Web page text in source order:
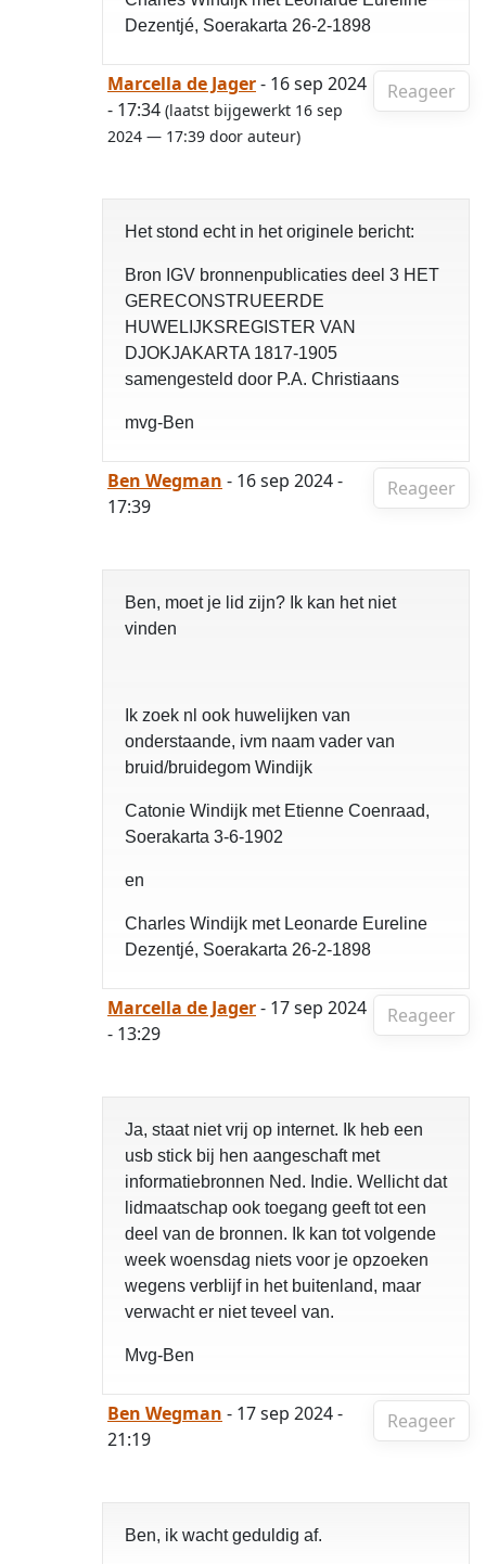
Dezentjé, Soerakarta 26-2-1898
Reageer
Marcella de Jager- 16 sep 2024
- 17:34 (laatst bijgewerkt 16 sep
2024 — 17:39 door auteur)
Het stond echt in het originele bericht:
Bron IGV bronnenpublicaties deel 3 HET
GERECONSTRUEERDE
HUWELIJKSREGISTER VAN
DJOKJAKARTA 1817-1905
samengesteld door P.A. Christiaans
mvg-Ben
Reageer
Ben Wegman - 16 sep 2024 -
17:39
Ben, moet je lid zijn? Ik kan het niet
vinden
Ik zoek nl ook huwelijken van
onderstaande, ivm naam vader van
bruid/bruidegom Windijk
Catonie Windijk met Etienne Coenraad,
Soerakarta 3-6-1902
en
Charles Windijk met Leonarde Eureline
Dezentjé, Soerakarta 26-2-1898
Reageer
Marcella de Jager- 17 sep 2024
- 13:29
Ja, staat niet vrij op internet. Ik heb een
usb stick bij hen aangeschaft met
informatiebronnen Ned. Indie. Wellicht dat
lidmaatschap ook toegang geeft tot een
deel van de bronnen. Ik kan tot volgende
week woensdag niets voor je opzoeken
wegens verblijf in het buitenland, maar
verwacht er niet teveel van.
Mvg-Ben
Reageer
Ben Wegman - 17 sep 2024 -
21:19
Ben, ik wacht geduldig af.